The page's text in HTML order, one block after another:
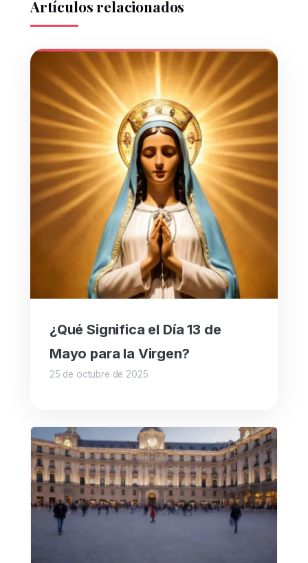
Artículos relacionados
¿Qué Significa el Día 13 de
Mayo para la Virgen?
25 de octubre de 2025